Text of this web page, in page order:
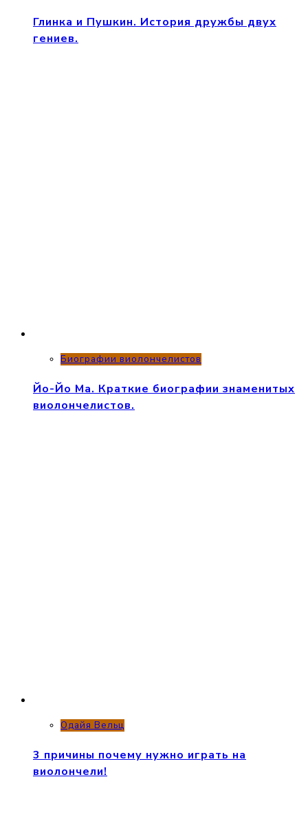
Глинка и Пушкин. История дружбы двух
гениев.
Биографии виолончелистов
Йо-Йо Ма. Краткие биографии знаменитых
виолончелистов.
Одайя Вельц
3 причины почему нужно играть на
виолончели!